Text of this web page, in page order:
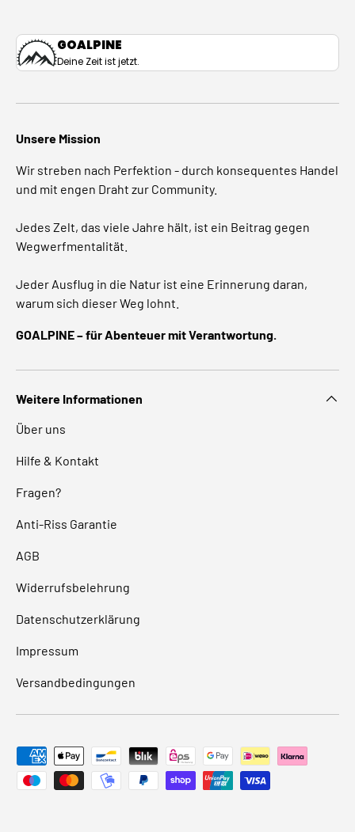
GOALPINE
Deine Zeit ist jetzt.
Unsere Mission
Wir streben nach Perfektion - durch konsequentes Handel
und mit engen Draht zur Community.
Jedes Zelt, das viele Jahre hält, ist ein Beitrag gegen
Wegwerfmentalität.
Jeder Ausflug in die Natur ist eine Erinnerung daran,
warum sich dieser Weg lohnt.
GOALPINE – für Abenteuer mit Verantwortung.
Weitere Informationen
Über uns
Hilfe & Kontakt
Fragen?
Anti-Riss Garantie
AGB
Widerrufsbelehrung
Datenschutzerklärung
Impressum
Versandbedingungen
Zahlungsmethoden